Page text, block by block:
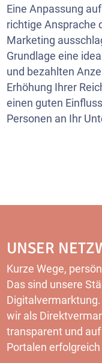
Eine Anpassung
richtige Ansprache
Marketing
Grundlage eine
und bezahlten
Erhöhung Ihrer
einen guten
Personen an Ihr
UNSER
Kurze Wege,
Das sind unsere
wir als
transparent und
Portalen